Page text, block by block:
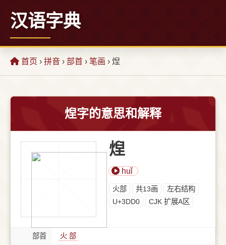
汉语字典
首页 › 拼音 › 部首 › 笔画 › 㷐
㷐字的意思和解释
㷐
huǐ
⽕部 共13画
左右结构
U+3DD0
CJK 扩展A区
部首 ⽕ 部